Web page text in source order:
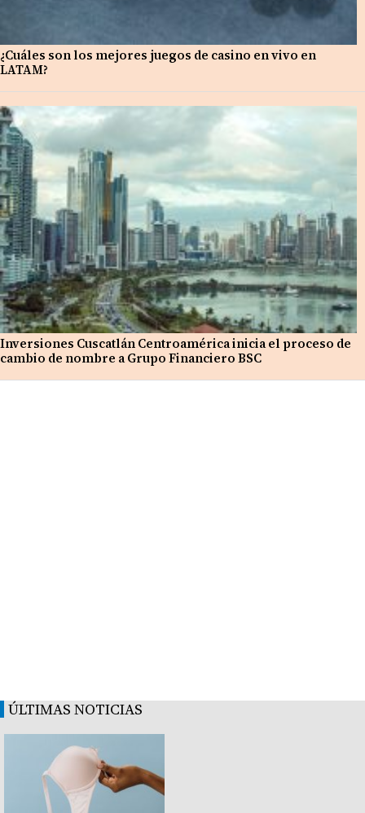
¿Cuáles son los mejores juegos de casino en vivo en
LATAM?
Inversiones Cuscatlán Centroamérica inicia el proceso de
cambio de nombre a Grupo Financiero BSC
ÚLTIMAS NOTICIAS